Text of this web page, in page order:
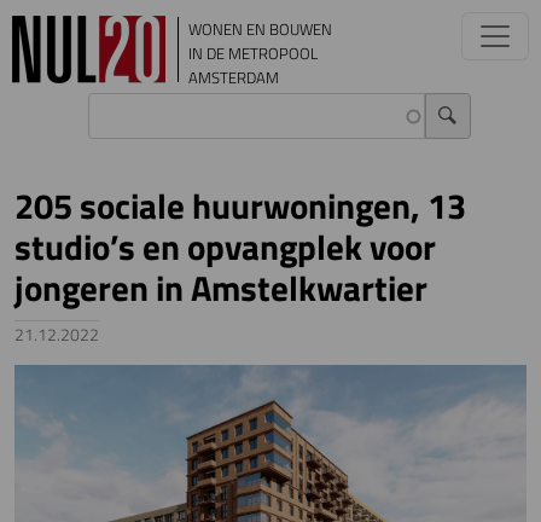
Overslaan en naar de inhoud gaan
WONEN EN BOUWEN
IN DE METROPOOL
AMSTERDAM
205 sociale huurwoningen, 13
studio’s en opvangplek voor
jongeren in Amstelkwartier
21.12.2022